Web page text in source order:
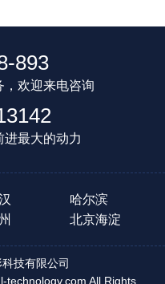
893
，欢迎来电咨询
进最大的动力
哈尔滨
北京海淀
技有限公司
technology.com All Rights